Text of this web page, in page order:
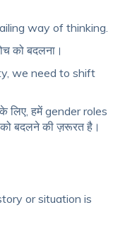
way of thinking.
को बदलना।
we need to shift
हमें gender roles
बदलने की ज़रूरत है।
or situation is